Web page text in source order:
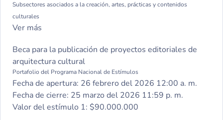
Subsectores asociados a la creación, artes, prácticas y contenidos
culturales
Ver más
Beca para la publicación de proyectos editoriales de
arquitectura cultural
Portafolio del Programa Nacional de Estímulos
Fecha de apertura: 26 febrero del 2026 12:00 a. m.
Fecha de cierre: 25 marzo del 2026 11:59 p. m.
Valor del estímulo 1: $90.000.000